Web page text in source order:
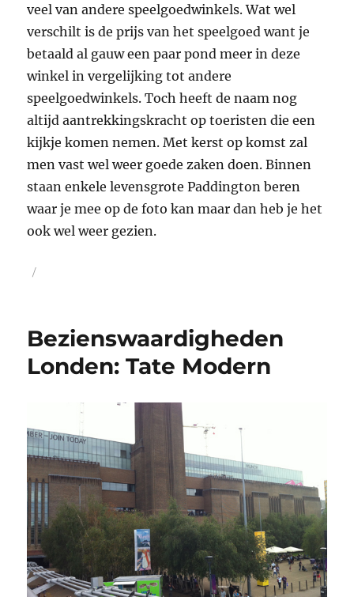
veel van andere speelgoedwinkels. Wat wel
verschilt is de prijs van het speelgoed want je
betaald al gauw een paar pond meer in deze
winkel in vergelijking tot andere
speelgoedwinkels. Toch heeft de naam nog
altijd aantrekkingskracht op toeristen die een
kijkje komen nemen. Met kerst op komst zal
men vast wel weer goede zaken doen. Binnen
staan enkele levensgrote Paddington beren
waar je mee op de foto kan maar dan heb je het
ook wel weer gezien.
Geplaatst
Bezienswaardigheden
Londen: Tate Modern